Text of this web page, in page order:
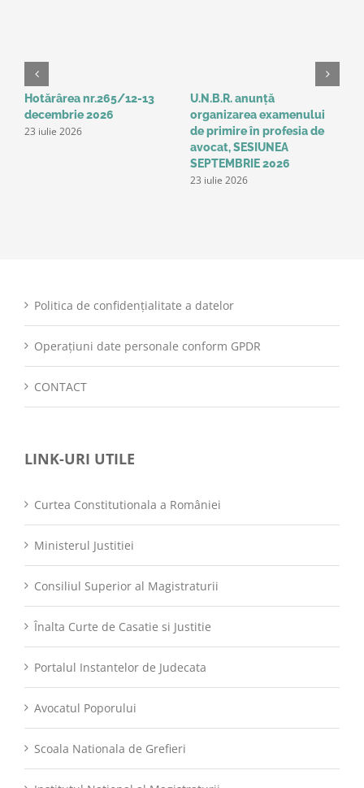
Hotărârea nr.265/12-13
decembrie 2026
23 iulie 2026
U.N.B.R. anunță
organizarea examenului
de primire în profesia de
avocat, SESIUNEA
SEPTEMBRIE 2026
23 iulie 2026
Politica de confidențialitate a datelor
Operațiuni date personale conform GPDR
CONTACT
LINK-URI UTILE
Curtea Constitutionala a României
Ministerul Justitiei
Consiliul Superior al Magistraturii
Înalta Curte de Casatie si Justitie
Portalul Instantelor de Judecata
Avocatul Poporului
Scoala Nationala de Grefieri